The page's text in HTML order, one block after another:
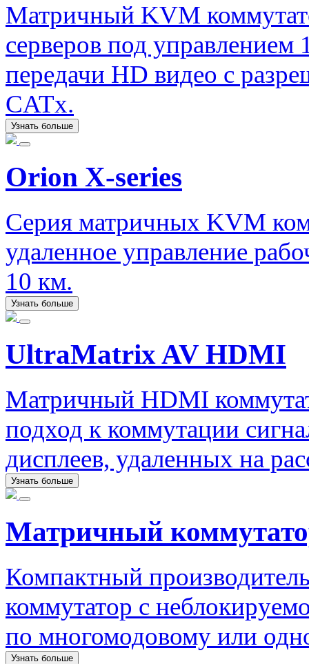
Матричный KVM
серверов под управлением
передачи HD видео с
CATx.
Узнать больше
Orion X-series
Серия матричных KVM
удаленное управление
10 км.
Узнать больше
UltraMatrix AV HDMI
Матричный HDMI
подход к коммутации
дисплеев, удаленных на
Узнать больше
Матричный
Компактный
коммутатор с
по многомодовому или
Узнать больше